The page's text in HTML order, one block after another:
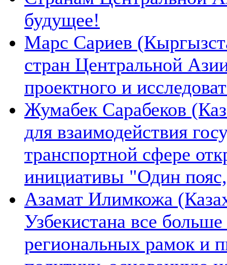
будущее!
Марс Сариев
стран Центральной
проектного и
Жумабек Сарабеков
для взаимодействия
транспортной сфере
инициативы "Один
Азамат Илимкожа
Узбекистана все
региональных рамок и